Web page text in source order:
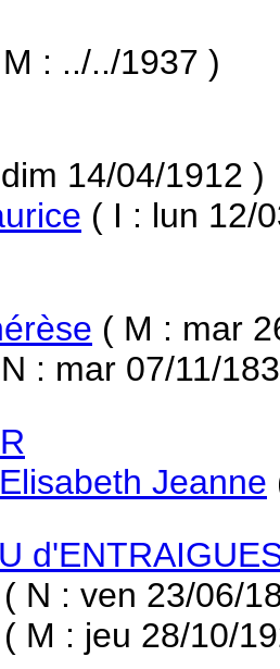
: ../../1937 )
14/04/1912 )
( I : lun 12/
( M : mar
: mar 07/11/
Jeanne
( N : ven 23/06/
( M : jeu 28/10/